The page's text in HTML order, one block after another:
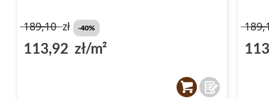
189,10zł -40%
113,92 zł/m²